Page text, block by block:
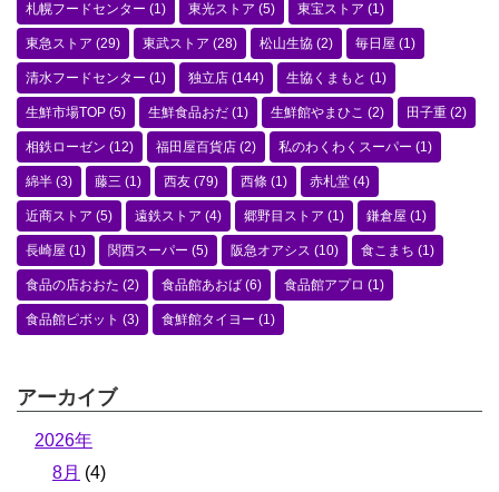
札幌フードセンター (1) 東光ストア (5) 東宝ストア (1)
東急ストア (29) 東武ストア (28) 松山生協 (2) 毎日屋 (1)
清水フードセンター (1) 独立店 (144) 生協くまもと (1)
生鮮市場TOP (5) 生鮮食品おだ (1) 生鮮館やまひこ (2) 田子重 (2)
相鉄ローゼン (12) 福田屋百貨店 (2) 私のわくわくスーパー (1)
綿半 (3) 藤三 (1) 西友 (79) 西條 (1) 赤札堂 (4)
近商ストア (5) 遠鉄ストア (4) 郷野目ストア (1) 鎌倉屋 (1)
長崎屋 (1) 関西スーパー (5) 阪急オアシス (10) 食こまち (1)
食品の店おおた (2) 食品館あおば (6) 食品館アプロ (1)
食品館ピボット (3) 食鮮館タイヨー (1)
アーカイブ
2026年
8月 (4)